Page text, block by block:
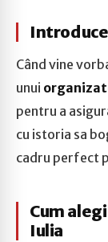
Când vine
unui
pentru a
cu istoria sa
cadru perfect
Cum
Iulia